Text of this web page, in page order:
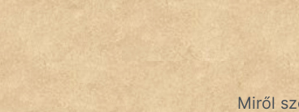
Dráma
Miről